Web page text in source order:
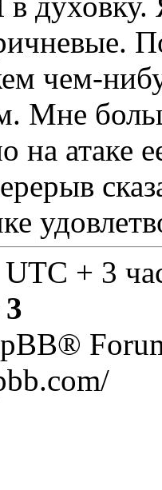
чем-
Мне
на атаке
+ 3
3